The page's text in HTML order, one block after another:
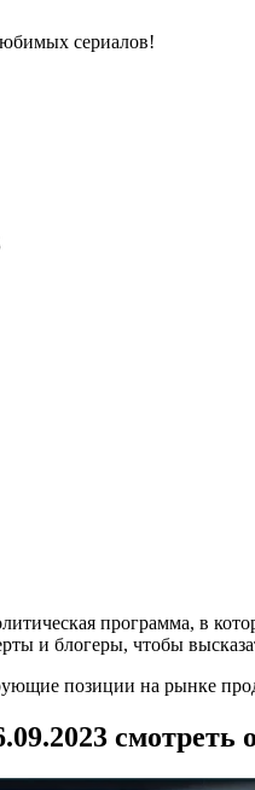
сериалов!
программа, в
и блогеры, чтобы
позиции на рынке
смотреть